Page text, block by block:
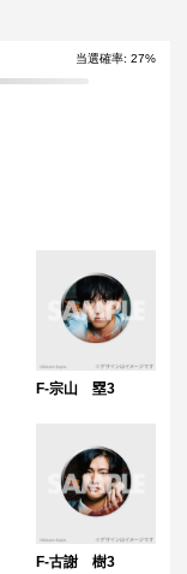
当選確率: 27%
F-宗山 塁3
F-古謝 樹3